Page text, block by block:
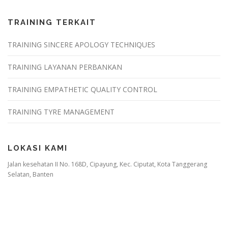
TRAINING TERKAIT
TRAINING SINCERE APOLOGY TECHNIQUES
TRAINING LAYANAN PERBANKAN
TRAINING EMPATHETIC QUALITY CONTROL
TRAINING TYRE MANAGEMENT
LOKASI KAMI
Jalan kesehatan II No. 168D, Cipayung, Kec. Ciputat, Kota Tanggerang
Selatan, Banten